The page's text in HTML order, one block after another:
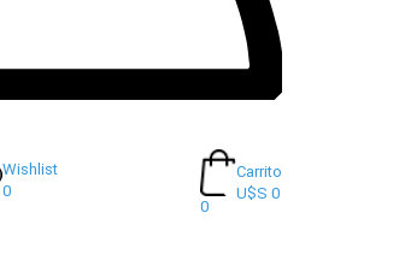
Wishlist
0
0
Carrito
U$S 0